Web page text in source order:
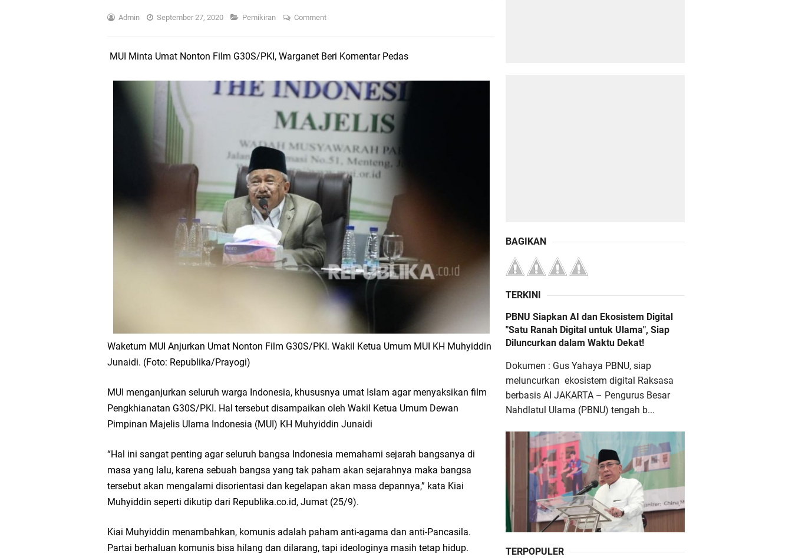
Admin September 27, 2020 Pemikiran Comment
MUI Minta Umat Nonton Film G30S/PKI, Warganet Beri Komentar Pedas
Waketum MUI Anjurkan Umat Nonton Film G30S/PKI. Wakil Ketua Umum MUI KH Muhyiddin
Junaidi. (Foto: Republika/Prayogi)
MUI menganjurkan seluruh warga Indonesia, khususnya umat Islam agar menyaksikan film
Pengkhianatan G30S/PKI. Hal tersebut disampaikan oleh Wakil Ketua Umum Dewan
Pimpinan Majelis Ulama Indonesia (MUI) KH Muhyiddin Junaidi
“Hal ini sangat penting agar seluruh bangsa Indonesia memahami sejarah bangsanya di
masa yang lalu, karena sebuah bangsa yang tak paham akan sejarahnya maka bangsa
tersebut akan mengalami disorientasi dan kegelapan akan masa depannya,” kata Kiai
Muhyiddin seperti dikutip dari Republika.co.id, Jumat (25/9).
Kiai Muhyiddin menambahkan, komunis adalah paham anti-agama dan anti-Pancasila.
Partai berhaluan komunis bisa hilang dan dilarang, tapi ideologinya masih tetap hidup.
BAGIKAN
TERKINI
PBNU Siapkan AI dan Ekosistem Digital
"Satu Ranah Digital untuk Ulama", Siap
Diluncurkan dalam Waktu Dekat!
Dokumen : Gus Yahaya PBNU, siap
meluncurkan ekosistem digital Raksasa
berbasis AI JAKARTA – Pengurus Besar
Nahdlatul Ulama (PBNU) tengah b...
TERPOPULER